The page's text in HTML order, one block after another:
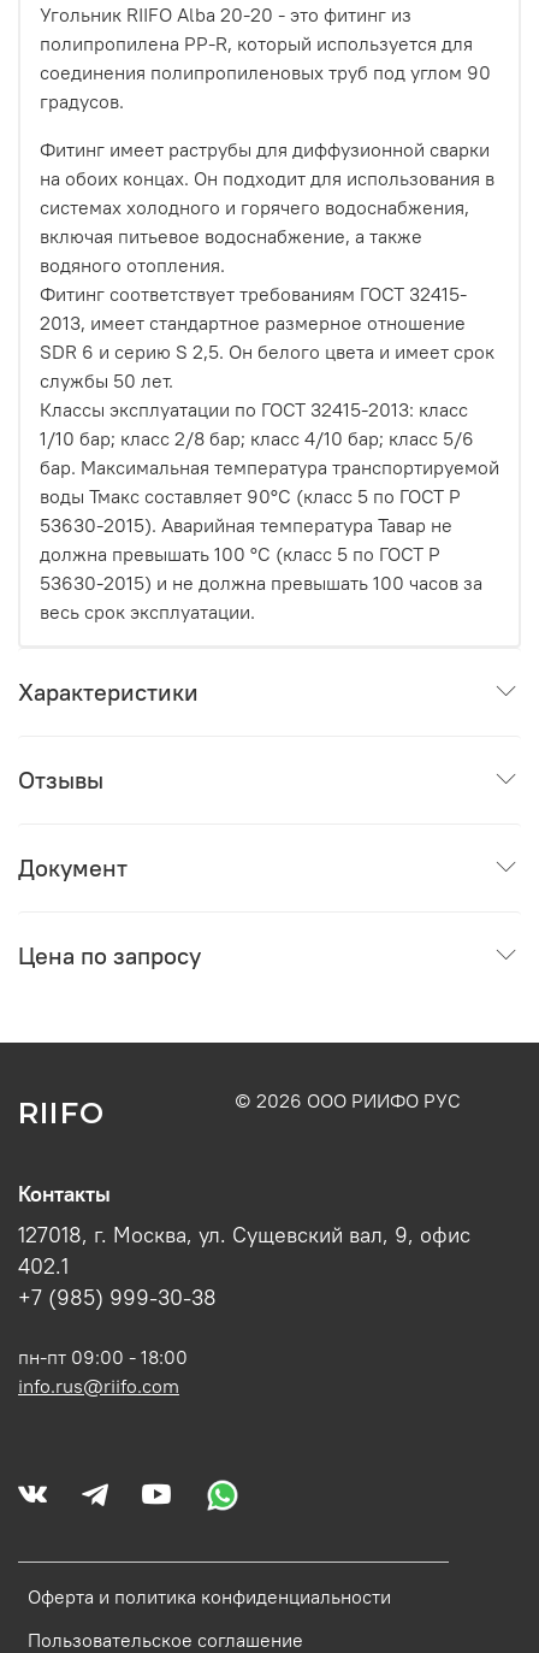
Угольник RIIFO Alba 20-20 - это фитинг из
полипропилена PP-R, который используется для
соединения полипропиленовых труб под углом 90
градусов.
Фитинг имеет раструбы для диффузионной сварки
на обоих концах. Он подходит для использования в
системах холодного и горячего водоснабжения,
включая питьевое водоснабжение, а также
водяного отопления.
Фитинг соответствует требованиям ГОСТ 32415-
2013, имеет стандартное размерное отношение
SDR 6 и серию S 2,5. Он белого цвета и имеет срок
службы 50 лет.
Классы эксплуатации по ГОСТ 32415-2013: класс
1/10 бар; класс 2/8 бар; класс 4/10 бар; класс 5/6
бар. Максимальная температура транспортируемой
воды Тмакс составляет 90°С (класс 5 по ГОСТ Р
53630-2015). Аварийная температура Тавар не
должна превышать 100 °С (класс 5 по ГОСТ Р
53630-2015) и не должна превышать 100 часов за
весь срок эксплуатации.
Характеристики
Отзывы
Документ
Цена по запросу
RIIFO © 2026 ООО РИИФО РУС
Оферта и политика конфиденциальности
Пользовательское соглашение
Контакты
127018, г. Москва, ул. Сущевский вал, 9, офис
402.1
+7 (985) 999-30-38
пн-пт 09:00 - 18:00
info.rus@riifo.com